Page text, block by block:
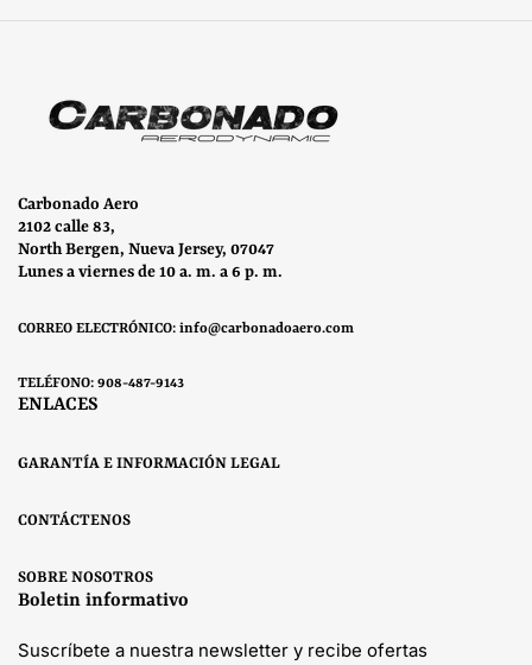
Carbonado Aero
2102 calle 83,
North Bergen, Nueva Jersey, 07047
Lunes a viernes de 10 a. m. a 6 p. m.
CORREO ELECTRÓNICO: info@carbonadoaero.com
TELÉFONO: 908-487-9143
ENLACES
GARANTÍA E INFORMACIÓN LEGAL
CONTÁCTENOS
SOBRE NOSOTROS
Boletin informativo
Suscríbete a nuestra newsletter y recibe ofertas